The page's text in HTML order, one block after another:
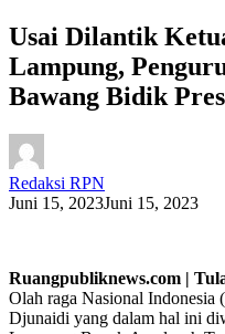
Usai Dilantik
Lampung,
Bawang Bidik
Redaksi RPN
Juni 15, 2023Juni 15, 2023
Ruangpubliknews.com |
Olah raga Nasional
Djunaidi yang dalam hal ini